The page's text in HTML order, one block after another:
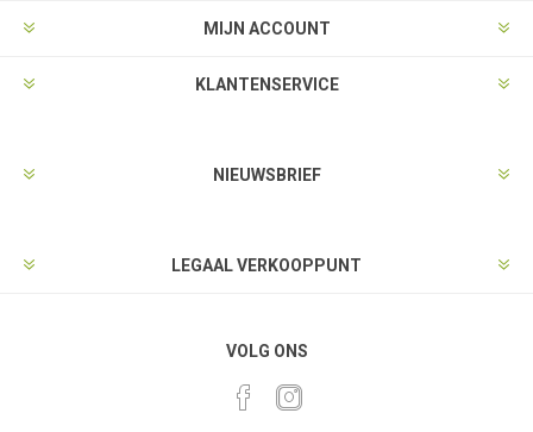
MIJN ACCOUNT
KLANTENSERVICE
NIEUWSBRIEF
LEGAAL VERKOOPPUNT
VOLG ONS